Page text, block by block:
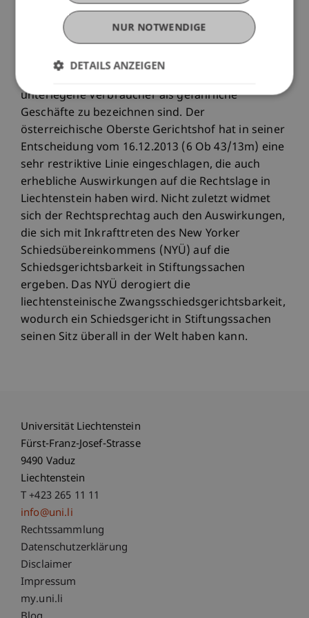
Vorsicht ist auch bei der Interpretation der
Verbraucherschutzvorschrift geboten. Parteien
eines Schiedsverfahren können nämlich keine
Verfahrenshilfe in Anspruch nehmen, weshalb
unterlegene Verbraucher als gefährliche
Geschäfte zu bezeichnen sind. Der
österreichische Oberste Gerichtshof hat in seiner
Entscheidung vom 16.12.2013 (6 Ob 43/13m) eine
sehr restriktive Linie eingeschlagen, die auch
erhebliche Auswirkungen auf die Rechtslage in
Liechtenstein haben wird. Nicht zuletzt widmet
sich der Rechtsprechtag auch den Auswirkungen,
die sich mit Inkrafttreten des New Yorker
Schiedsübereinkommens (NYÜ) auf die
Schiedsgerichtsbarkeit in Stiftungssachen
ergeben. Das NYÜ derogiert die
liechtensteinische Zwangsschiedsgerichtsbarkeit,
wodurch ein Schiedsgericht in Stiftungssachen
seinen Sitz überall in der Welt haben kann.
Universität Liechtenstein
Fürst-Franz-Josef-Strasse
9490 Vaduz
Liechtenstein
T +423 265 11 11
info@uni.li
Fußzeile Rechtliche Hinweise
Rechtssammlung
Datenschutzerklärung
Disclaimer
Impressum
Fußzeile Subdomain-Verzeichnis
my.uni.li
NUR NOTWENDIGE
DETAILS ANZEIGEN